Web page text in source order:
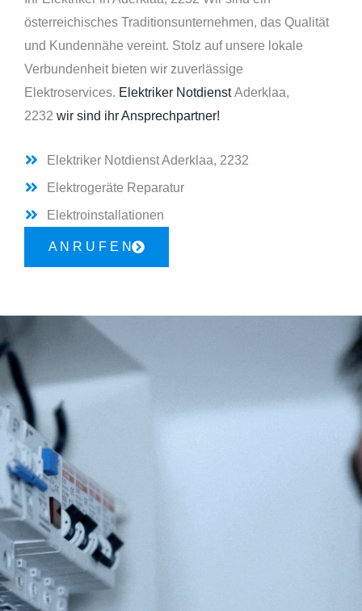
österreichisches Traditionsunternehmen, das Qualität
und Kundennähe vereint. Stolz auf unsere lokale
Verbundenheit bieten wir zuverlässige
Elektroservices. Elektriker NotdienstAderklaa,
2232 wir sind ihr Ansprechpartner!
Elektriker Notdienst Aderklaa, 2232
Elektrogeräte Reparatur
Elektroinstallationen
A N R U F E N